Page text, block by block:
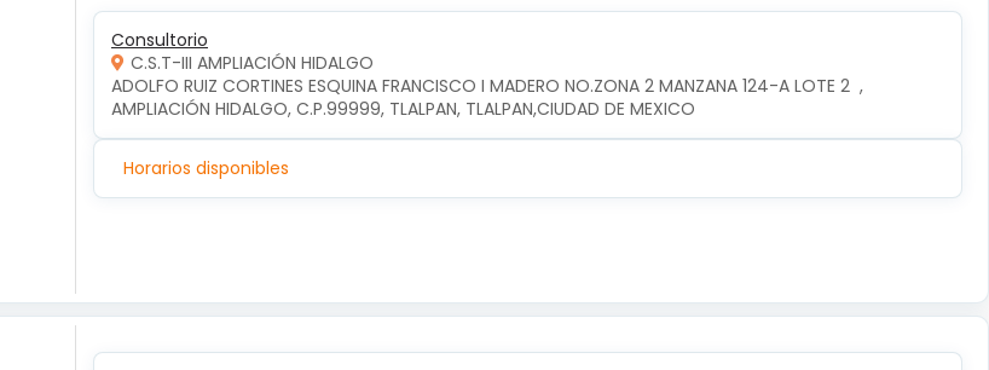
Consultorio
C.S.T-III AMPLIACIÓN HIDALGO
ADOLFO RUIZ CORTINES ESQUINA FRANCISCO I MADERO NO.ZONA 2 MANZANA 124-A LOTE 2  ,
AMPLIACIÓN HIDALGO, C.P.99999, TLALPAN, TLALPAN,CIUDAD DE MEXICO
Horarios disponibles